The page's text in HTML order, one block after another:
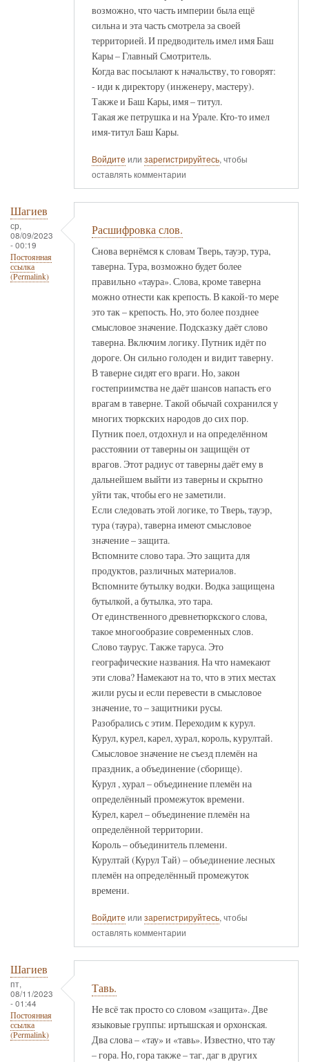
возможно, что часть империи была ещё
сильна и эта часть смотрела за своей
территорией. И предводитель имел имя Баш
Кары – Главный Смотритель.
Когда вас посылают к начальству, то говорят:
- иди к директору (инженеру, мастеру).
Также и Баш Кары, имя – титул.
Такая же петрушка и на Урале. Кто-то имел
имя-титул Баш Кары.
Войдите или зарегистрируйтесь, чтобы
оставлять комментарии
Шагиев
ср,
08/09/2023
- 00:19
Постоянная
ссылка
(Permalink)
Расшифровка слов.
Снова вернёмся к словам Тверь, тауэр, тура,
таверна. Тура, возможно будет более
правильно «таура». Слова, кроме таверна
можно отнести как крепость. В какой-то мере
это так – крепость. Но, это более позднее
смысловое значение. Подсказку даёт слово
таверна. Включим логику. Путник идёт по
дороге. Он сильно голоден и видит таверну.
В таверне сидят его враги. Но, закон
гостеприимства не даёт шансов напасть его
врагам в таверне. Такой обычай сохранился у
многих тюркских народов до сих пор.
Путник поел, отдохнул и на определённом
расстоянии от таверны он защищён от
врагов. Этот радиус от таверны даёт ему в
дальнейшем выйти из таверны и скрытно
уйти так, чтобы его не заметили.
Если следовать этой логике, то Тверь, тауэр,
тура (таура), таверна имеют смысловое
значение – защита.
Вспомните слово тара. Это защита для
продуктов, различных материалов.
Вспомните бутылку водки. Водка защищена
бутылкой, а бутылка, это тара.
От единственного древнетюркского слова,
такое многообразие современных слов.
Слово таурус. Также таруса. Это
географические названия. На что намекают
эти слова? Намекают на то, что в этих местах
жили русы и если перевести в смысловое
значение, то – защитники русы.
Разобрались с этим. Переходим к курул.
Курул, курел, карел, хурал, король, курултай.
Смысловое значение не съезд племён на
праздник, а объединение (сборище).
Курул , хурал – объединение племён на
определённый промежуток времени.
Курел, карел – объединение племён на
определённой территории.
Король – объединитель племени.
Курултай (Курул Тай) – объединение лесных
племён на определённый промежуток
времени.
Войдите или зарегистрируйтесь, чтобы
оставлять комментарии
Шагиев
пт,
08/11/2023
- 01:44
Постоянная
ссылка
(Permalink)
Тавь.
Не всё так просто со словом «защита». Две
языковые группы: иртышская и орхонская.
Два слова – «тау» и «тавь». Известно, что тау
– гора. Но, гора также – таг, даг в других